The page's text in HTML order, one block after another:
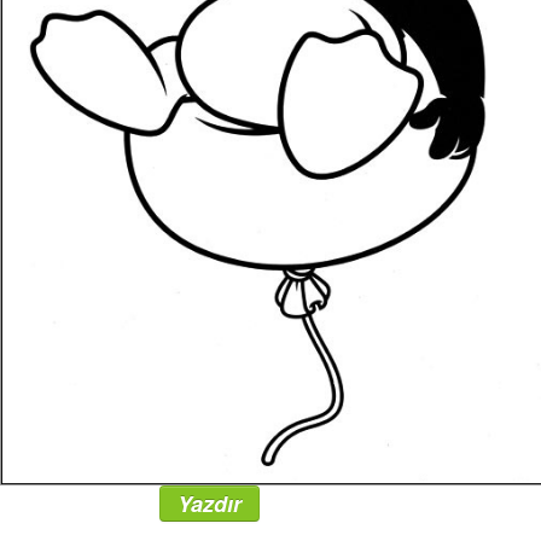
Yazdır